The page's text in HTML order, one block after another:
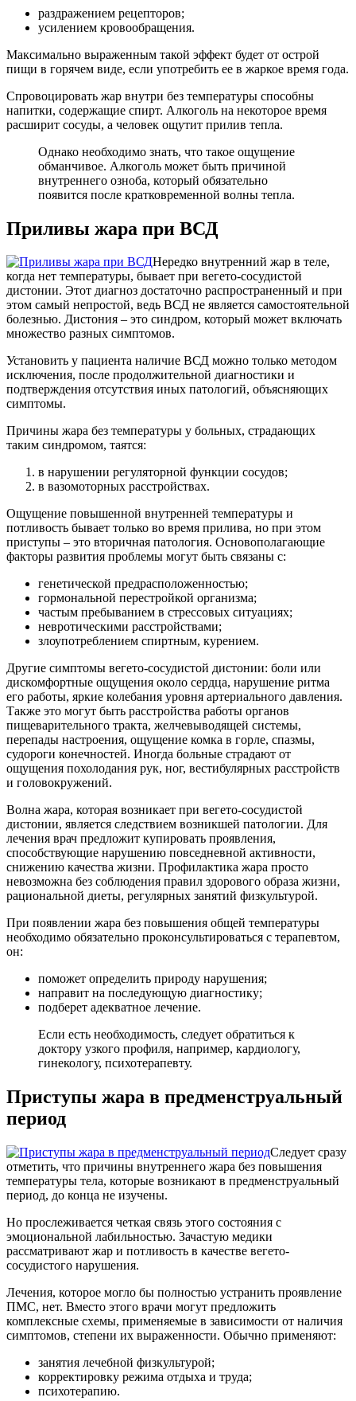
раздражением рецепторов;
усилением кровообращения.
Максимально выраженным такой эффект будет от острой
пищи в горячем виде, если употребить ее в жаркое время года.
Спровоцировать жар внутри без температуры способны
напитки, содержащие спирт. Алкоголь на некоторое время
расширит сосуды, а человек ощутит прилив тепла.
Однако необходимо знать, что такое ощущение
обманчивое. Алкоголь может быть причиной
внутреннего озноба, который обязательно
появится после кратковременной волны тепла.
Приливы жара при ВСД
Нередко внутренний жар в теле,
когда нет температуры, бывает при вегето-сосудистой
дистонии. Этот диагноз достаточно распространенный и при
этом самый непростой, ведь ВСД не является самостоятельной
болезнью. Дистония – это синдром, который может включать
множество разных симптомов.
Установить у пациента наличие ВСД можно только методом
исключения, после продолжительной диагностики и
подтверждения отсутствия иных патологий, объясняющих
симптомы.
Причины жара без температуры у больных, страдающих
таким синдромом, таятся:
в нарушении регуляторной функции сосудов;
в вазомоторных расстройствах.
Ощущение повышенной внутренней температуры и
потливость бывает только во время прилива, но при этом
приступы – это вторичная патология. Основополагающие
факторы развития проблемы могут быть связаны с:
генетической предрасположенностью;
гормональной перестройкой организма;
частым пребыванием в стрессовых ситуациях;
невротическими расстройствами;
злоупотреблением спиртным, курением.
Другие симптомы вегето-сосудистой дистонии: боли или
дискомфортные ощущения около сердца, нарушение ритма
его работы, яркие колебания уровня артериального давления.
Также это могут быть расстройства работы органов
пищеварительного тракта, желчевыводящей системы,
перепады настроения, ощущение комка в горле, спазмы,
судороги конечностей. Иногда больные страдают от
ощущения похолодания рук, ног, вестибулярных расстройств
и головокружений.
Волна жара, которая возникает при вегето-сосудистой
дистонии, является следствием возникшей патологии. Для
лечения врач предложит купировать проявления,
способствующие нарушению повседневной активности,
снижению качества жизни. Профилактика жара просто
невозможна без соблюдения правил здорового образа жизни,
рациональной диеты, регулярных занятий физкультурой.
При появлении жара без повышения общей температуры
необходимо обязательно проконсультироваться с терапевтом,
он:
поможет определить природу нарушения;
направит на последующую диагностику;
подберет адекватное лечение.
Если есть необходимость, следует обратиться к
доктору узкого профиля, например, кардиологу,
гинекологу, психотерапевту.
Приступы жара в предменструальный
период
Следует сразу
отметить, что причины внутреннего жара без повышения
температуры тела, которые возникают в предменструальный
период, до конца не изучены.
Но прослеживается четкая связь этого состояния с
эмоциональной лабильностью. Зачастую медики
рассматривают жар и потливость в качестве вегето-
сосудистого нарушения.
Лечения, которое могло бы полностью устранить проявление
ПМС, нет. Вместо этого врачи могут предложить
комплексные схемы, применяемые в зависимости от наличия
симптомов, степени их выраженности. Обычно применяют:
занятия лечебной физкультурой;
корректировку режима отдыха и труда;
психотерапию.